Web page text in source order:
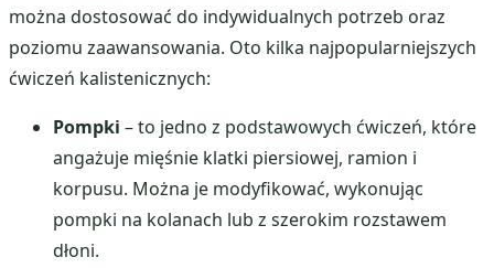
można dostosować do indywidualnych potrzeb oraz
poziomu zaawansowania. Oto kilka najpopularniejszych
ćwiczeń kalistenicznych:
Pompki – to jedno z podstawowych ćwiczeń, które
angażuje mięśnie klatki piersiowej, ramion i
korpusu. Można je modyfikować, wykonując
pompki na kolanach lub z szerokim rozstawem
dłoni.